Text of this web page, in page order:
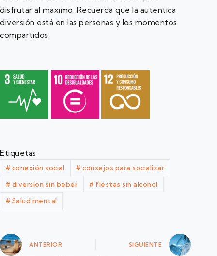
disfrutar al máximo. Recuerda que la auténtica
diversión está en las personas y los momentos
compartidos.
Etiquetas
# conexión social # consejos para socializar
# diversión sin beber # fiestas sin alcohol
# Salud mental
ANTERIOR SIGUIENTE